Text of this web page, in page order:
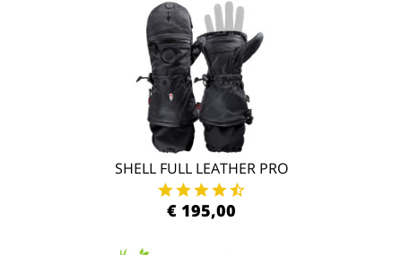
SHELL FULL LEATHER PRO
€ 195,00